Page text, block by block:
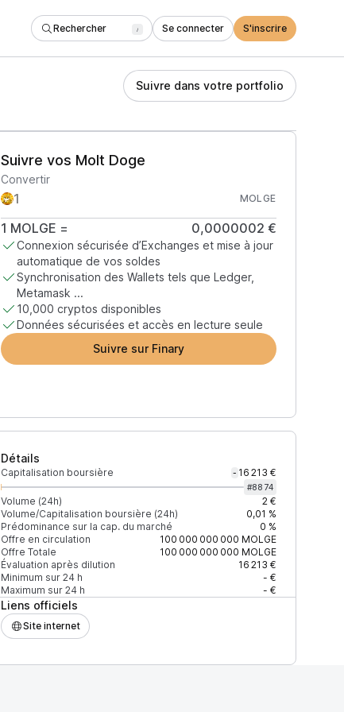
Rechercher / Se connecter S'inscrire
Suivre dans votre portfolio
Suivre vos Molt Doge
Convertir
MOLGE
1 MOLGE = 0,0000002 €
Connexion sécurisée d’Exchanges et mise à jour
automatique de vos soldes
Synchronisation des Wallets tels que Ledger,
Metamask ...
10,000 cryptos disponibles
Données sécurisées et accès en lecture seule
Suivre sur Finary
Détails
Capitalisation boursière - 16 213 €
#8874
Volume (24h)
2 €
Volume/Capitalisation boursière (24h)
0,01 %
Prédominance sur la cap. du marché
0 %
Offre en circulation
100 000 000 000 MOLGE
Offre Totale
100 000 000 000 MOLGE
Évaluation après dilution
16 213 €
Minimum sur 24 h
- €
Maximum sur 24 h
- €
Liens officiels
Site internet